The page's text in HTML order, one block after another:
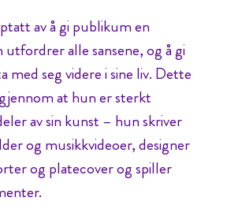
av å gi publikum en
utfordrer alle sansene, og å gi
med seg videre i sine liv. Dette
at hun er sterkt
av sin kunst – hun skriver
og musikkvideoer, designer
og platecover og spiller